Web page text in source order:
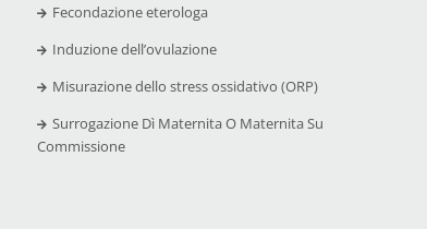
Fecondazione eterologa
Induzione dell’ovulazione
Misurazione dello stress ossidativo (ORP)
Surrogazione Dì Maternita O Maternita Su
Commissione